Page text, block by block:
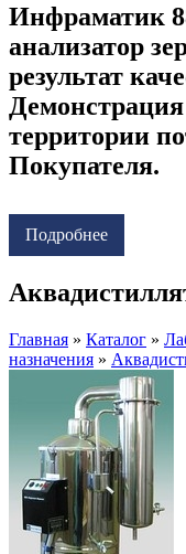
Инфраматик
анализатор
результат
территории
Покупателя.
Подробнее
Главная » Каталог »
назначения »